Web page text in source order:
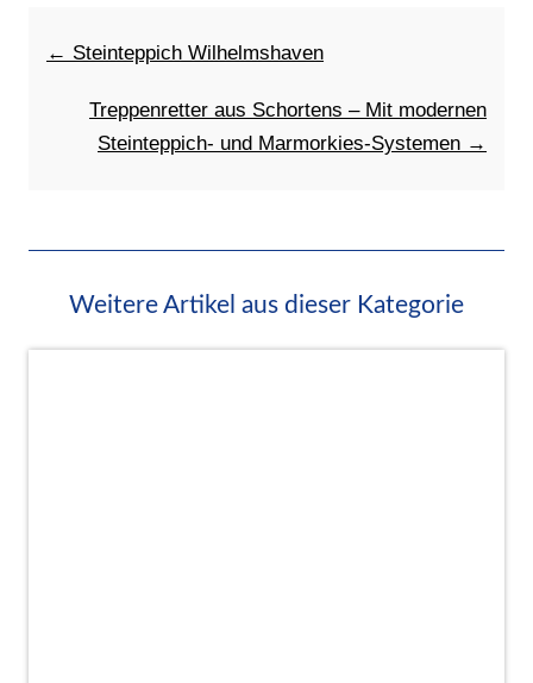
← Steinteppich Wilhelmshaven
Treppenretter aus Schortens – Mit modernen
Steinteppich- und Marmorkies-Systemen →
Weitere Artikel aus dieser Kategorie